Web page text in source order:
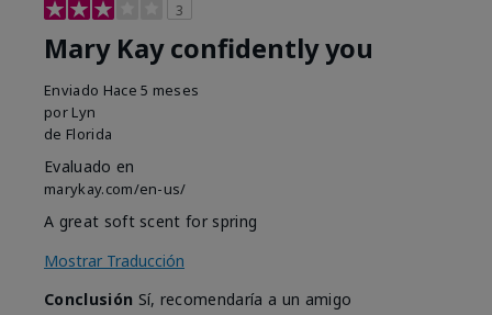
3
Mary Kay confidently you
Enviado Hace 5 meses
por Lyn
de Florida
Evaluado en
marykay.com/en-us/
A great soft scent for spring
Mostrar Traducción
Conclusión Sí, recomendaría a un amigo